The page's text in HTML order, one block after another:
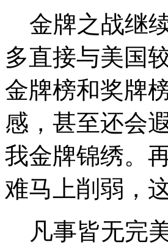
金牌之战继
多直接与美国
金牌榜和奖牌
感，甚至还会
我金牌锦绣。
难马上削弱，
凡事皆无完